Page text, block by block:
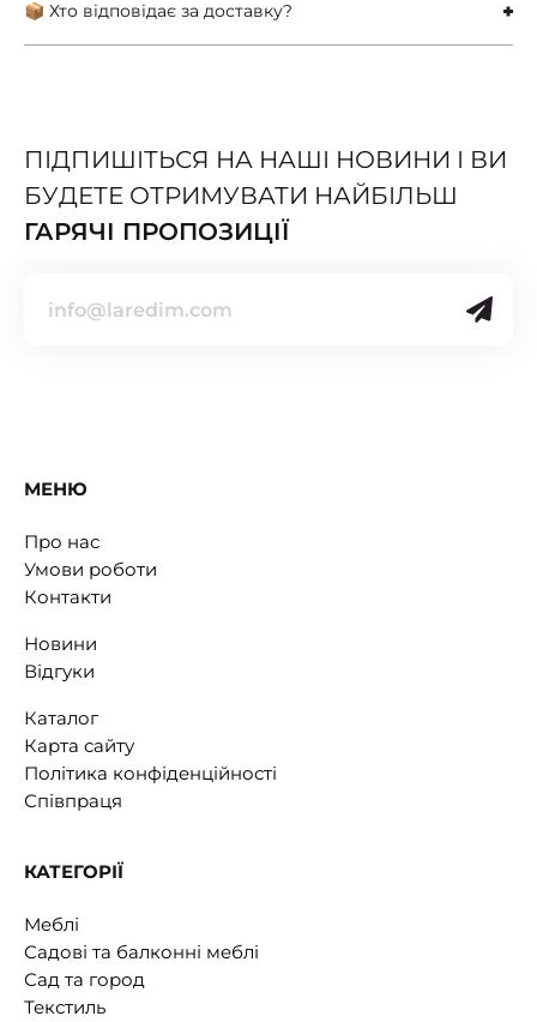
📦 Хто відповідає за доставку?
ПІДПИШІТЬСЯ НА НАШІ НОВИНИ І ВИ
БУДЕТЕ ОТРИМУВАТИ НАЙБІЛЬШ
ГАРЯЧІ ПРОПОЗИЦІЇ
МЕНЮ
Про нас
Умови роботи
Контакти
Новини
Відгуки
Каталог
Карта сайту
Політика конфіденційності
Співпраця
КАТЕГОРІЇ
Меблі
Садові та балконні меблі
Сад та город
Текстиль